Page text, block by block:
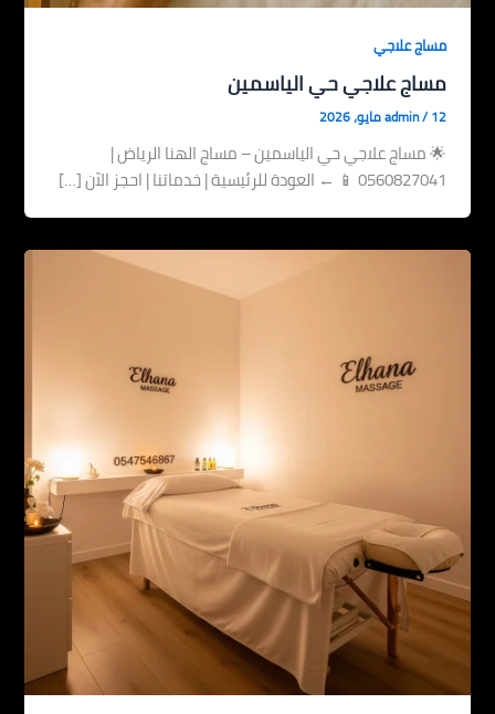
مساج علاجي
مساج علاجي حي الياسمين
admin/12 مايو، 2026
🌟 مساج علاجي حي الياسمين – مساج الهنا الرياض |
0560827041 📱 ← العودة للرئيسية | خدماتنا | احجز الآن […]